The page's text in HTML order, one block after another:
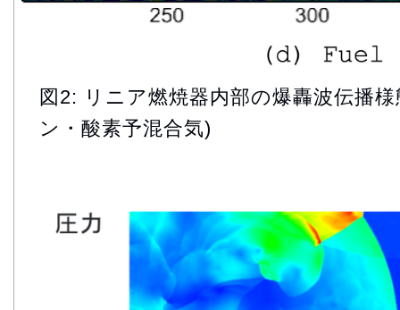
図2: リニア燃焼器内部の爆轟波伝播
ン・酸素予混合気)